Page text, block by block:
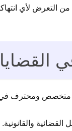
التعرض لأي
ومحترف في
والقانونية.